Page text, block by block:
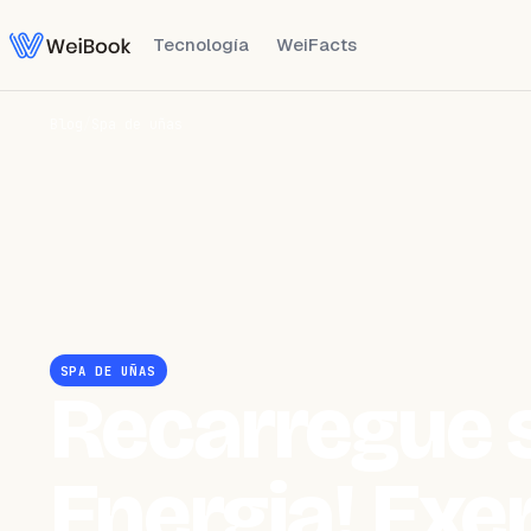
Tecnología WeiFacts
SPA DE UÑAS